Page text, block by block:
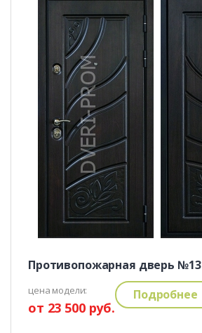
Противопожарная дверь №13
цена модели:
от 23 500 руб.
Подробнее